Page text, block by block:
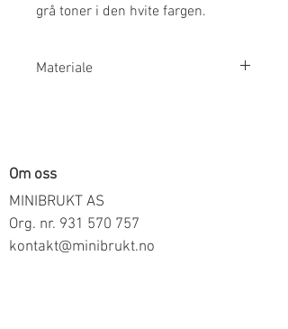
grå toner i den hvite fargen.
Materiale
Om oss
MINIBRUKT AS
Org. nr. 931 570 757
kontakt@minibrukt.no